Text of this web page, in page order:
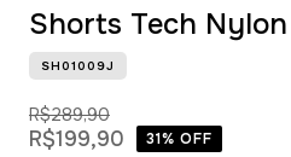
Shorts Tech
SH01009J
R$289,90
R$199,90 31% OFF